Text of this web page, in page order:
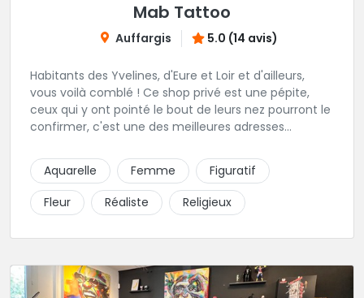
Mab Tattoo
Auffargis 5.0 (14 avis)
Habitants des Yvelines, d'Eure et Loir et d'ailleurs,
vous voilà comblé ! Ce shop privé est une pépite,
ceux qui y ont pointé le bout de leurs nez pourront le
confirmer, c'est une des meilleures adresses
bouquet garni de talent, de savoir-faire, de créativité
et de bonheur qui saurait convertir les plus
récalcitrants. Ici on prend le temps pour vous
rassurer, être à l'écoute et réfléchir à la meilleure des
Aquarelle Femme
Figuratif
Fleur
Réaliste Religieux